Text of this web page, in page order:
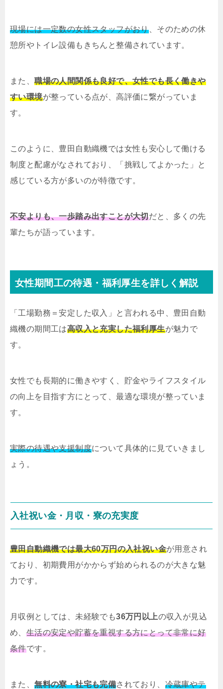
現場には一定数の女性スタッフがおり、そのための休
憩所やトイレ設備もきちんと整備されています。
また、職場の人間関係も良好で、女性でも長く働きや
すい環境が整っている点が、高評価に繋がっていま
す。
このように、豊田自動織機では女性も安心して働ける
制度と配慮がなされており、「挑戦してよかった」と
感じている方が多いのが特徴です。
不安よりも、一歩踏み出すことが大切だと、多くの先
輩たちが語っています。
女性期間工の待遇・福利厚生を詳しく解説
「工場勤務＝安定した収入」と言われる中、豊田自動
織機の期間工は高収入と充実した福利厚生が魅力で
す。
女性でも長期的に働きやすく、貯金やライフスタイル
の向上を目指す方にとって、最適な環境が整っていま
す。
実際の待遇や支援制度について具体的に見ていきまし
ょう。
入社祝い金・月収・寮の充実度
豊田自動織機では最大60万円の入社祝い金が用意され
ており、初期費用がかからず始められるのが大きな魅
力です。
月収例としては、未経験でも36万円以上の収入が見込
め、 生活の安定や貯蓄を重視する方にとって非常に好
条件です。
また、無料の寮・社宅も完備されており、 冷蔵庫やテ